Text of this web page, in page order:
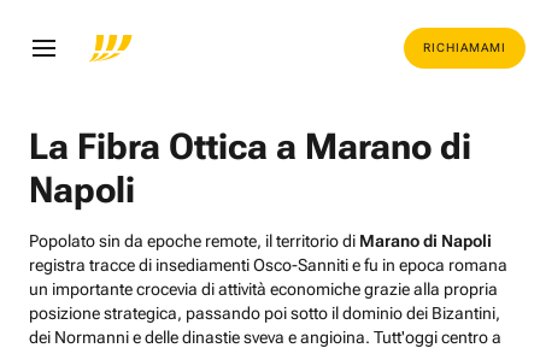
RICHIAMAMI
La Fibra Ottica a Marano di
Napoli
Popolato sin da epoche remote, il territorio di Marano di Napoli
registra tracce di insediamenti Osco-Sanniti e fu in epoca romana
un importante crocevia di attività economiche grazie alla propria
posizione strategica, passando poi sotto il dominio dei Bizantini,
dei Normanni e delle dinastie sveva e angioina. Tutt'oggi centro a